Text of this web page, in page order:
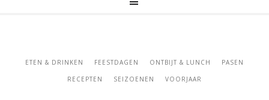
ETEN & DRINKEN FEESTDAGEN ONTBIJT & LUNCH
PASEN
RECEPTEN
SEIZOENEN VOORJAAR